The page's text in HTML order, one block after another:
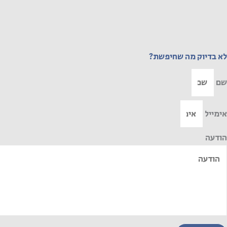
לא בדיוק מה שחיפשת?
שם
אימייל
הודעה